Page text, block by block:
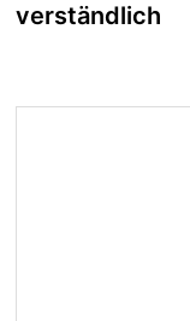
verständlich